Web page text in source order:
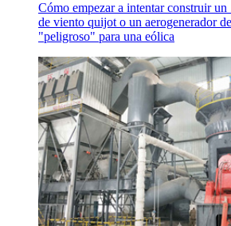
Cómo empezar a intentar construir
de viento quijot o un aerogenerador
"peligroso" para una eólica